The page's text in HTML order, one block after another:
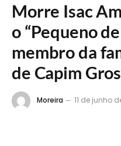
Morre Isac
o “Pequeno
membro da
de Capim
Moreira 11 de junho